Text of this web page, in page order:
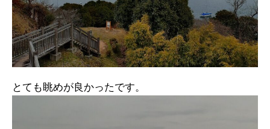
とても眺めが良かったです。